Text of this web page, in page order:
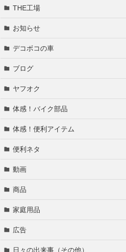
THE工場
お知らせ
デコボコの車
ブログ
ヤフオク
体感！バイク部品
体感！便利アイテム
便利ネタ
動画
商品
家庭用品
広告
日々の出来事（その他）